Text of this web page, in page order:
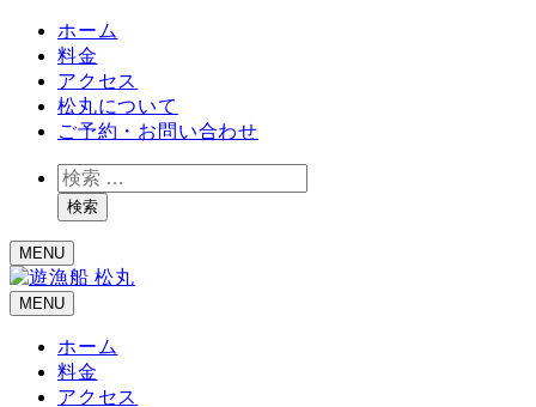
ホーム
料金
アクセス
松丸について
ご予約・お問い合わせ
検
索検索
MENU
MENU
ホーム
料金
アクセス